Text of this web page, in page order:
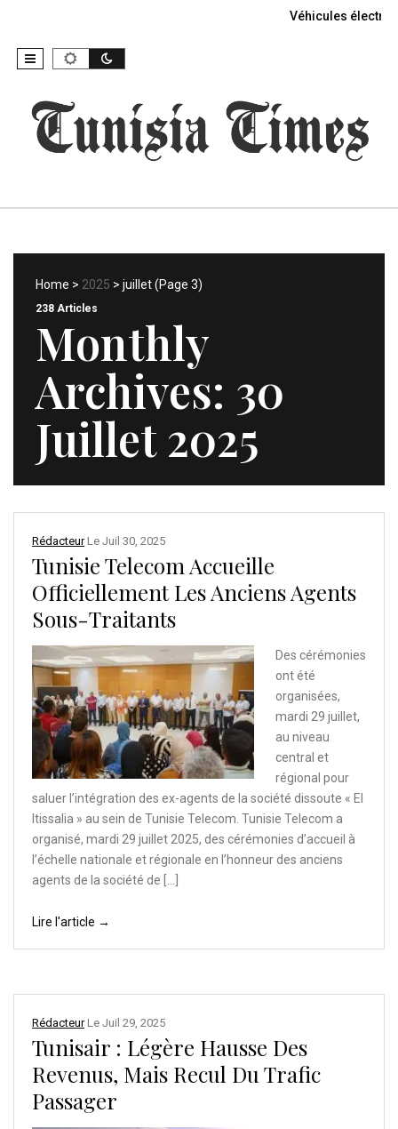
Véhicules
Home > 2025 > juillet (Page 3)
238 Articles
Monthly
Archives: 30
Juillet 2025
RédacteurLe Juil 30, 2025
Tunisie Telecom Accueille
Officiellement Les Anciens Agents
Sous-Traitants
Des cérémonies
ont été
organisées,
mardi 29 juillet,
au niveau
central et
régional pour
saluer l’intégration des ex-agents de la société dissoute « El
Itissalia » au sein de Tunisie Telecom. Tunisie Telecom a
organisé, mardi 29 juillet 2025, des cérémonies d’accueil à
l’échelle nationale et régionale en l’honneur des anciens
agents de la société de […]
Lire l'article →
RédacteurLe Juil 29, 2025
Tunisair : Légère Hausse Des
Revenus, Mais Recul Du Trafic
Passager